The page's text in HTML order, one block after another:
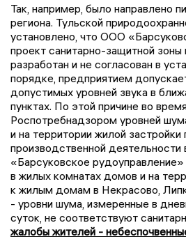
Так, например, было направлено
региона. Тульской
установлено, что ООО
проект санитарно-защитной зоны
разработан и не согласован в
порядке, предприятием
допустимых уровней звука в
пунктах. По этой причине во
Роспотребнадзором уровней
и на территории жилой
производственной
«Барсуковское
в жилых комнатах домов и на
к жилым домам в Некрасово,
- уровни шума, измеренные в
суток, не соответствуют
жалобы жителей -